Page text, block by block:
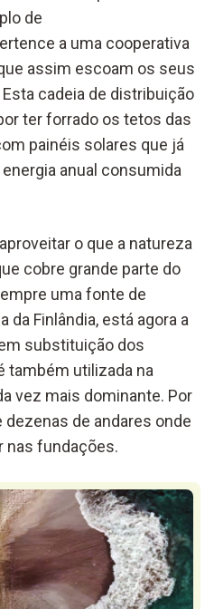
de
a uma cooperativa
assim escoam os seus
cadeia de distribuição
ter forrado os tetos das
painéis solares que já
anual consumida
o que a natureza
cobre grande parte do
uma fonte de
da Finlândia, está agora a
substituição dos
utilizada na
vez mais dominante. Por
de andares onde
nas fundações.